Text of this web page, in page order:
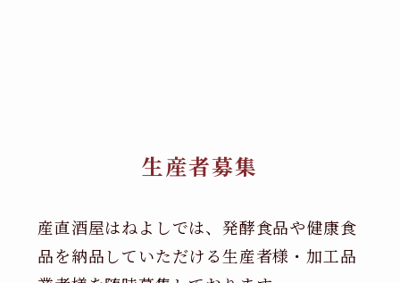
生産者募集
産直酒屋はねよしでは、発酵食品や健康食
品を納品していただける生産者様・加工品